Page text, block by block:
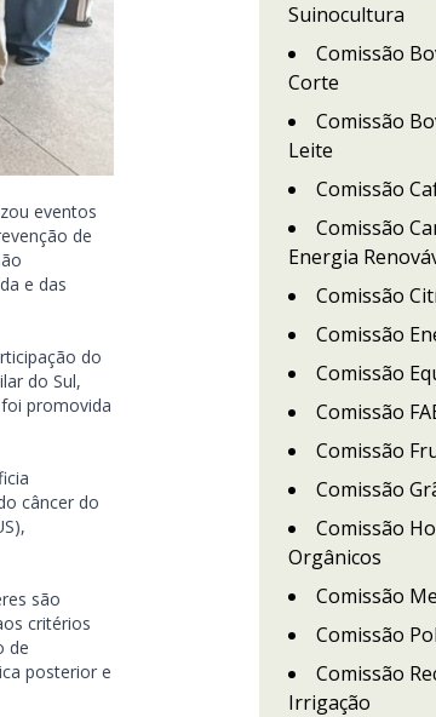
eventos
de
e das
do
do Sul,
promovida
câncer do
são
critérios
de
posterior e
Suinocultura
Comissão
Corte
Comissão
Leite
Comissão
Comissão
Energia
Comissão
Comissão
Comissão
Comissão
Comissão
Comissão
Comissão
Orgânicos
Comissão
Comissão
Comissão
Irrigação